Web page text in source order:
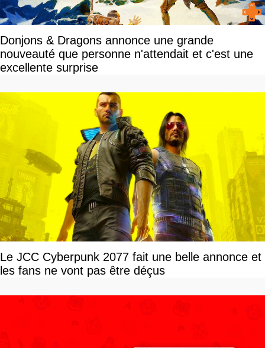
Donjons & Dragons annonce une grande
nouveauté que personne n'attendait et c'est une
excellente surprise
Le JCC Cyberpunk 2077 fait une belle annonce et
les fans ne vont pas être déçus